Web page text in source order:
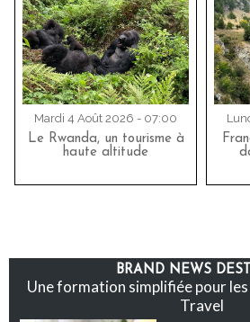
Mardi 4 Août 2026 - 07:00
Le Rwanda, un tourisme à
haute altitude
BRAND NEWS
Une formation simplifiée pour
Travel